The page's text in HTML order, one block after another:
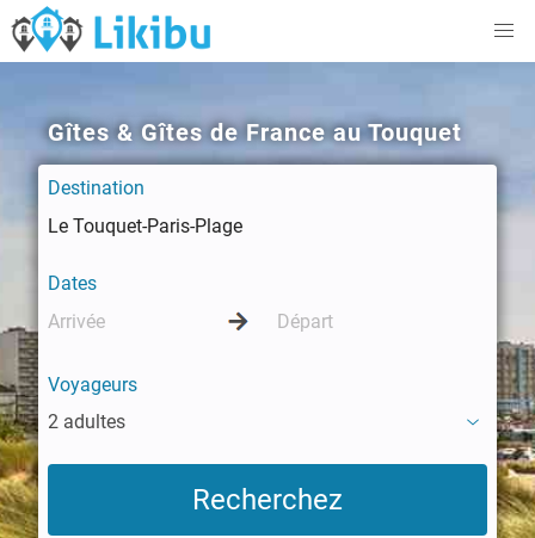
Gîtes & Gîtes de France au Touquet
Destination
Dates
Voyageurs
2 adultes